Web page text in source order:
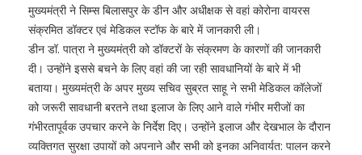
मुख्यमंत्री ने सिम्स बिलासपुर के डीन और अधीक्षक से वहां कोरोना वायरस
संक्रमित डॉक्टर एवं मेडिकल स्टॉफ के बारे में जानकारी ली।
डीन डॉ. पात्रा ने मुख्यमंत्री को डॉक्टरों के संक्रमण के कारणों की जानकारी
दी। उन्होंने इससे बचने के लिए वहां की जा रही सावधानियों के बारे में भी
बताया। मुख्यमंत्री के अपर मुख्य सचिव सुब्रत साहू ने सभी मेडिकल कॉलेजों
को जरूरी सावधानी बरतने तथा इलाज के लिए आने वाले गंभीर मरीजों का
गंभीरतापूर्वक उपचार करने के निर्देश दिए। उन्होंने इलाज और देखभाल के दौरान
व्यक्तिगत सुरक्षा उपायों को अपनाने और सभी को इनका अनिवार्यत: पालन करने